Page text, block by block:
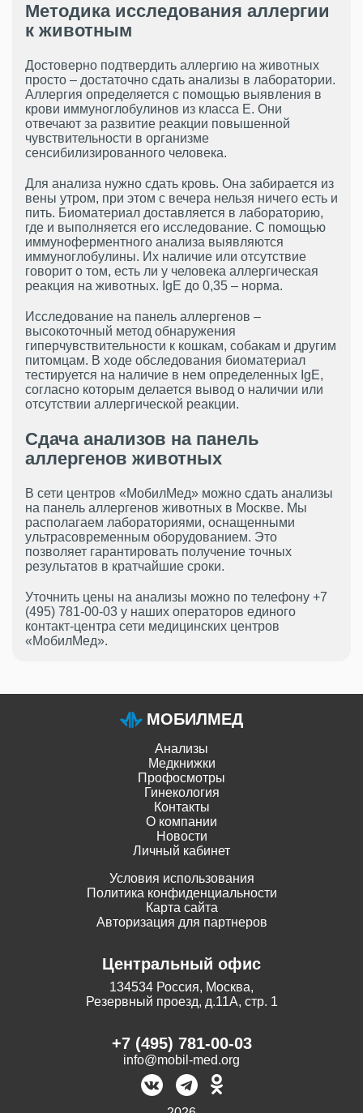
Методика исследования аллергии
к животным
Достоверно подтвердить аллергию на животных
просто – достаточно сдать анализы в лаборатории.
Аллергия определяется с помощью выявления в
крови иммуноглобулинов из класса Е. Они
отвечают за развитие реакции повышенной
чувствительности в организме
сенсибилизированного человека.
Для анализа нужно сдать кровь. Она забирается из
вены утром, при этом с вечера нельзя ничего есть и
пить. Биоматериал доставляется в лабораторию,
где и выполняется его исследование. С помощью
иммуноферментного анализа выявляются
иммуноглобулины. Их наличие или отсутствие
говорит о том, есть ли у человека аллергическая
реакция на животных. IgE до 0,35 – норма.
Исследование на панель аллергенов –
высокоточный метод обнаружения
гиперчувствительности к кошкам, собакам и другим
питомцам. В ходе обследования биоматериал
тестируется на наличие в нем определенных IgE,
согласно которым делается вывод о наличии или
отсутствии аллергической реакции.
Сдача анализов на панель
аллергенов животных
В сети центров «МобилМед» можно сдать анализы
на панель аллергенов животных в Москве. Мы
располагаем лабораториями, оснащенными
ультрасовременным оборудованием. Это
позволяет гарантировать получение точных
результатов в кратчайшие сроки.
Уточнить цены на анализы можно по телефону +7
(495) 781-00-03 у наших операторов единого
контакт-центра сети медицинских центров
«МобилМед».
МОБИЛМЕД
Анализы
Медкнижки
Профосмотры
Гинекология
Контакты
О компании
Новости
Личный кабинет
Условия использования
Политика конфиденциальности
Карта сайта
Авторизация для партнеров
Центральный офис
134534 Россия, Москва,
Резервный проезд, д.11А, стр. 1
+7 (495) 781-00-03
info@mobil-med.org